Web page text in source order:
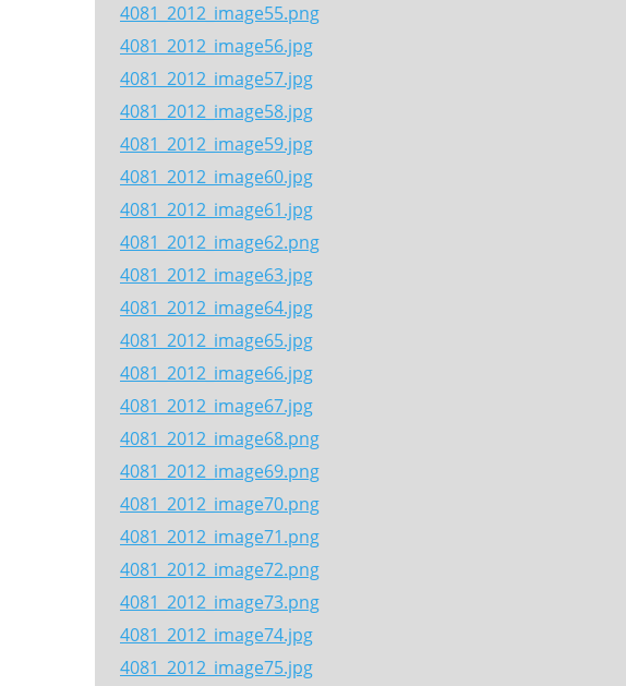
4081_2012_image55.png
4081_2012_image56.jpg
4081_2012_image57.jpg
4081_2012_image58.jpg
4081_2012_image59.jpg
4081_2012_image60.jpg
4081_2012_image61.jpg
4081_2012_image62.png
4081_2012_image63.jpg
4081_2012_image64.jpg
4081_2012_image65.jpg
4081_2012_image66.jpg
4081_2012_image67.jpg
4081_2012_image68.png
4081_2012_image69.png
4081_2012_image70.png
4081_2012_image71.png
4081_2012_image72.png
4081_2012_image73.png
4081_2012_image74.jpg
4081_2012_image75.jpg